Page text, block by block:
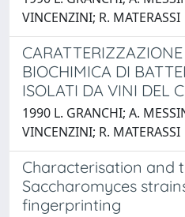
VINCENZINI; R. MATERASSI
BIOCHIMICA DI
ISOLATI DA VINI DEL
1990 L. GRANCHI; A.
VINCENZINI; R. MATERASSI
Characterisation and
Saccharomyces
fingerprinting